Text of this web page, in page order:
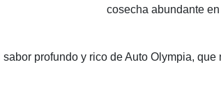
cosecha abundante
sabor profundo y rico de Auto Olympia,